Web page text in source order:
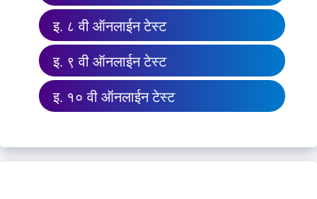
इ. ८ वी ऑनलाईन टेस्ट
इ. ९ वी ऑनलाईन टेस्ट
इ. १० वी ऑनलाईन टेस्ट